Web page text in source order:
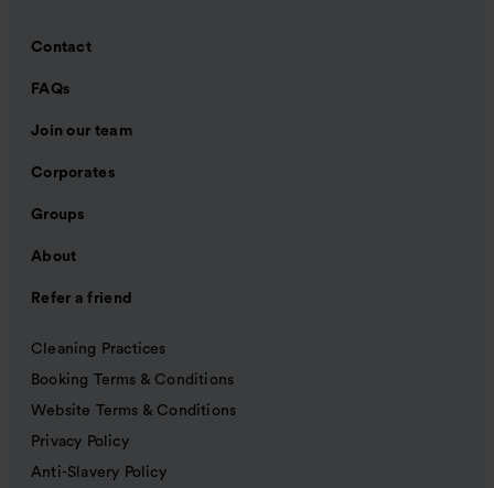
Contact
FAQs
Join our team
Corporates
Groups
About
Refer a friend
Cleaning Practices
Booking Terms & Conditions
Website Terms & Conditions
Privacy Policy
Anti-Slavery Policy